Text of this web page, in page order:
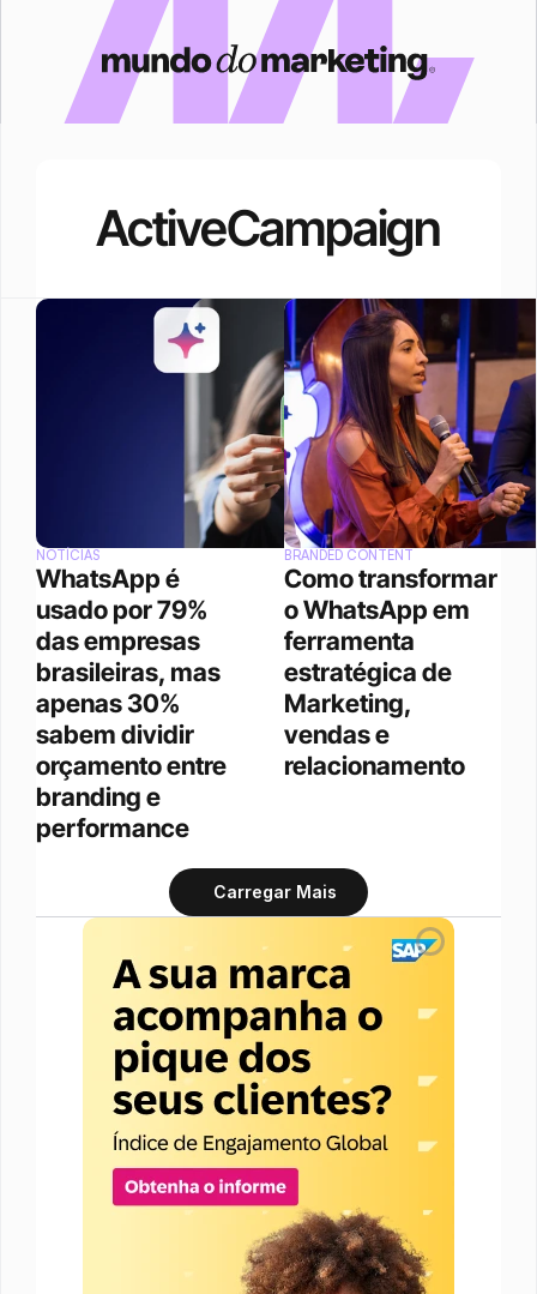
ActiveCampaign
NOTÍCIAS
WhatsApp é
usado por 79%
das empresas
brasileiras, mas
apenas 30%
sabem dividir
orçamento entre
branding e
performance
BRANDED CONTENT
Como transformar
o WhatsApp em
ferramenta
estratégica de
Marketing,
vendas e
relacionamento
Carregar Mais